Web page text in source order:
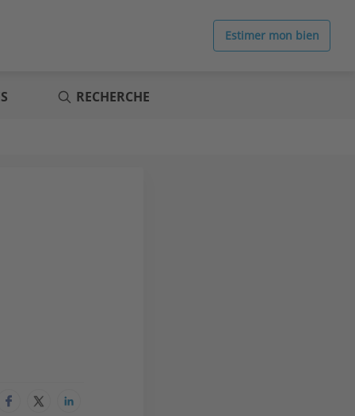
Estimer mon bien
RECHERCHE